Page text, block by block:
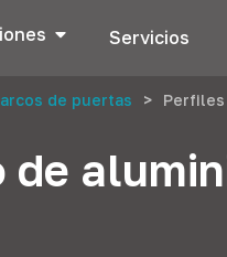
Servicios
de puertas > Perfiles